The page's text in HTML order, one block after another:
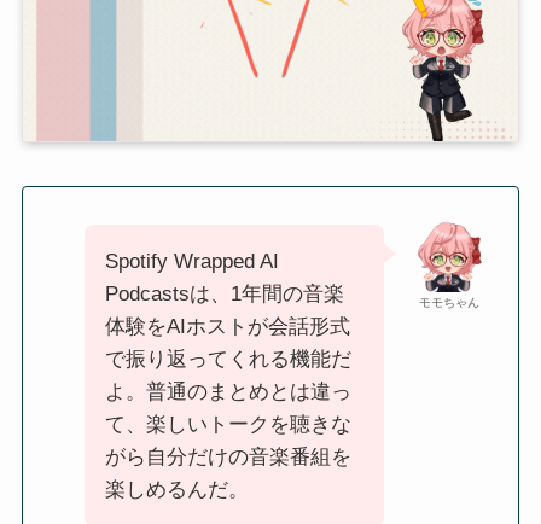
モモちゃん
Spotify Wrapped AI
Podcastsは、1年間の音楽
体験をAIホストが会話形式
で振り返ってくれる機能だ
よ。普通のまとめとは違っ
て、楽しいトークを聴きな
がら自分だけの音楽番組を
楽しめるんだ。